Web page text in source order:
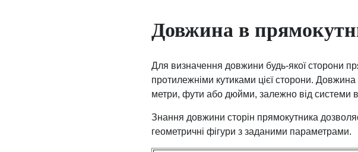
Довжина в
Для визначення довжини будь-якої сторони
протилежніми кутиками цієї сторони.
метри, фути або дюйми, залежно від системи
Знання довжини сторін прямокутника
геометричні фігури з заданими параметрами.